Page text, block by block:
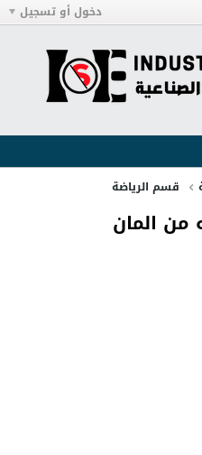
دخول أو تسجيل
قسم الرياضة
من المان